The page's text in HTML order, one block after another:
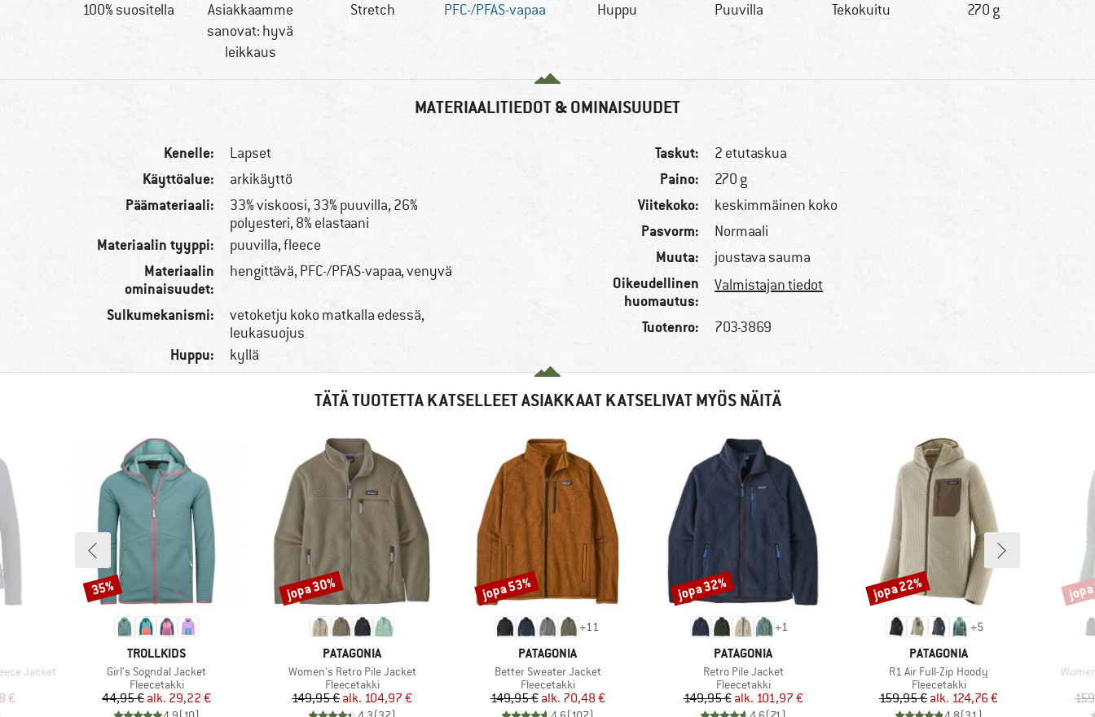
100% suositella
Asiakkaamme
sanovat: hyvä
leikkaus
Stretch PFC-/PFAS-vapaa Huppu Puuvilla Tekokuitu 270 g
MATERIAALITIEDOT & OMINAISUUDET
Kenelle: Lapset
Käyttöalue: arkikäyttö
Päämateriaali:
33% viskoosi, 33% puuvilla, 26%
polyesteri, 8% elastaani
Materiaalin tyyppi: puuvilla, fleece
Materiaalin
ominaisuudet:
hengittävä, PFC-/PFAS-vapaa, venyvä
Sulkumekanismi:
vetoketju koko matkalla edessä,
leukasuojus
Huppu: kyllä
Taskut: 2 etutaskua
Paino: 270 g
Viitekoko: keskimmäinen koko
Pasvorm: Normaali
Muuta: joustava sauma
Oikeudellinen
huomautus:
Valmistajan tiedot
Tuotenro: 703-3869
TÄTÄ TUOTETTA KATSELLEET ASIAKKAAT KATSELIVAT MYÖS NÄITÄ
Jacket
hinta
€
MERKKI
TROLLKIDS
Tuote
Girl's Sogndal Jacket
Tuoteryhmä
Fleecetakki
Hinta
44,95 € Alennettu hinta
alk. 29,22 €
Alennus
35%
MERKKI
PATAGONIA
Tuote
Women's Retro Pile Jacket
Tuoteryhmä
Fleecetakki
Hinta
149,95 € Alennettu hinta
alk. 104,97 €
Alennus
jopa 30%
+11
MERKKI
PATAGONIA
Tuote
Better Sweater Jacket
Tuoteryhmä
Fleecetakki
Hinta
149,95 € Alennettu hinta
alk. 70,48 €
Alennus
jopa 53%
+1
MERKKI
PATAGONIA
Tuote
Retro Pile Jacket
Tuoteryhmä
Fleecetakki
Hinta
149,95 € Alennettu hinta
alk. 101,97 €
Alennus
jopa 32%
+5
MERKKI
PATAGONIA
Tuote
R1 Air Full-Zip Hoody
Tuoteryhmä
Fleecetakki
Hinta
159,95 € Alennettu hinta
alk. 124,76 €
Alennus
jopa 22%
Tuote